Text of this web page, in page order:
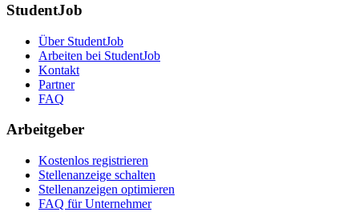
StudentJob
Über StudentJob
Arbeiten bei StudentJob
Kontakt
Partner
FAQ
Arbeitgeber
Kostenlos registrieren
Stellenanzeige schalten
Stellenanzeigen optimieren
FAQ für Unternehmer